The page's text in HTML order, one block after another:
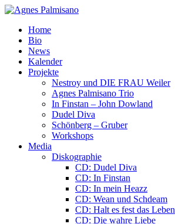
Home
Bio
News
Kalender
Projekte
Nestroy und DIE FRAU Weiler
Agnes Palmisano Trio
In Finstan – John Dowland
Dudel Diva
Schönberg – Gruber
Workshops
Media
Diskographie
CD: Dudel Diva
CD: In Finstan
CD: In mein Heazz
CD: Wean und Schdeam
CD: Halt es fest das Leben
CD: Die wahre Liebe